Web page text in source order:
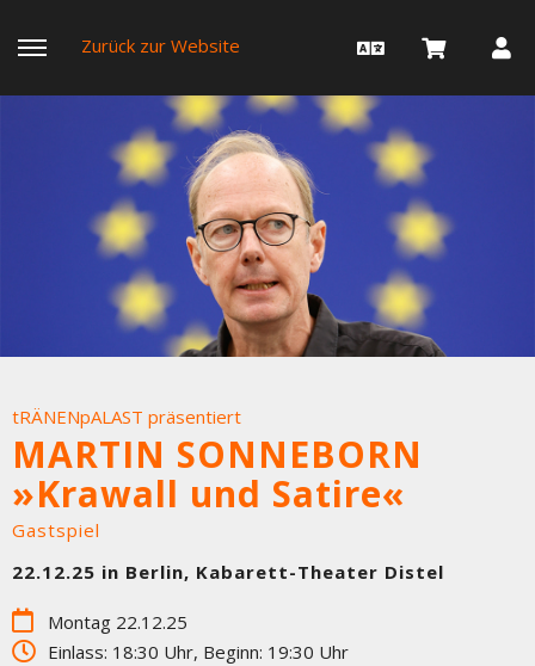
Zurück zur Website
tRÄNENpALAST präsentiert
MARTIN SONNEBORN
»Krawall und Satire«
Gastspiel
22.12.25 in Berlin, Kabarett-Theater Distel
Montag 22.12.25
Einlass: 18:30 Uhr, Beginn: 19:30 Uhr